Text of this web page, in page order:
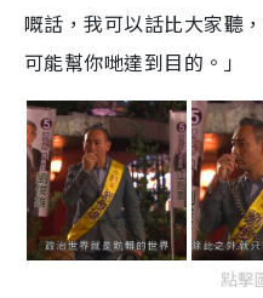
嘅話，我可以話比大家聽
可能幫你哋達到目的。」
點擊